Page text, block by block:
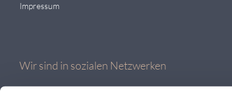
Impressum
Wir sind in sozialen Netzwerken